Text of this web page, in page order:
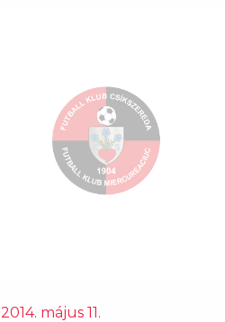
2014. május 11.